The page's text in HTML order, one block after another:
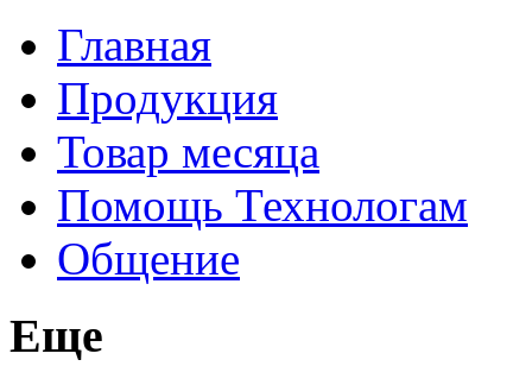
Главная
Продукция
Товар месяца
Помощь Технологам
Общение
Еще